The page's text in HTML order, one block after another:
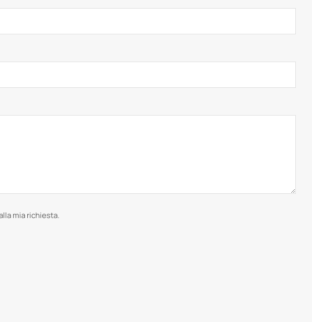
mia richiesta.